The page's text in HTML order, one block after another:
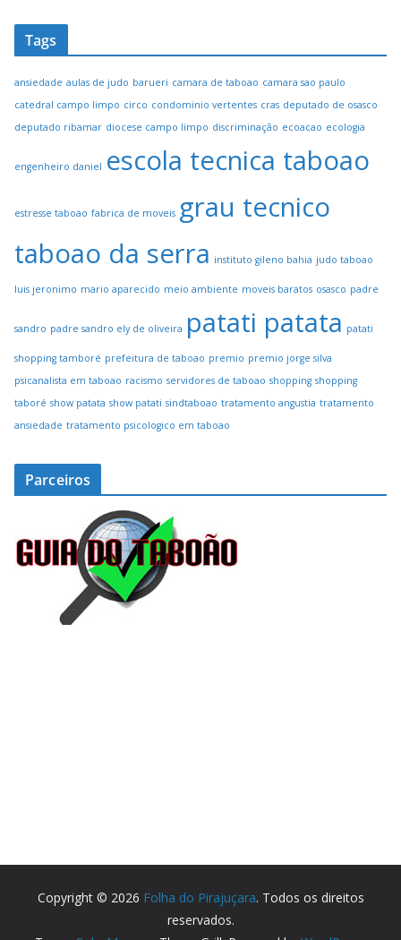
Tags
ansiedade aulas de judo barueri camara de taboao camara sao paulo
catedral campo limpo circo condominio vertentes cras deputado de osasco
deputado ribamar diocese campo limpo discriminação ecoacao ecologia
engenheiro daniel escola tecnica taboao
estresse taboao fabrica de moveis grau tecnico
taboao da serra instituto gileno bahia judo taboao
luis jeronimo mario aparecido meio ambiente moveis baratos osasco padre
sandro padre sandro ely de oliveira patati patata patati
shopping tamboré prefeitura de taboao premio premio jorge silva
psicanalista em taboao racismo servidores de taboao shopping shopping
taboré show patata show patati sindtaboao tratamento angustia tratamento
ansiedade tratamento psicologico em taboao
Parceiros
Copyright © 2026 Folha do Pirajuçara. Todos os direitos
reservados.